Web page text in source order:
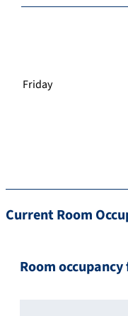
Friday
Current Room
Room